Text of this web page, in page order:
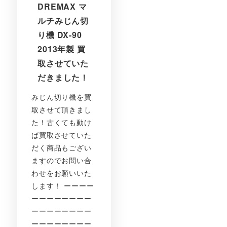
DREMAX マ
ルチみじん切
り機 DX-90
2013年製 買
取させていた
だきました！
みじん切り機を買
取させて頂きまし
た！古くても動け
ば買取させていた
だく商品もござい
ますのでお問い合
わせをお願いいた
します！ ーーーー
ーーーーーーーー
ーーーーーーーー
ーーーーーーーー